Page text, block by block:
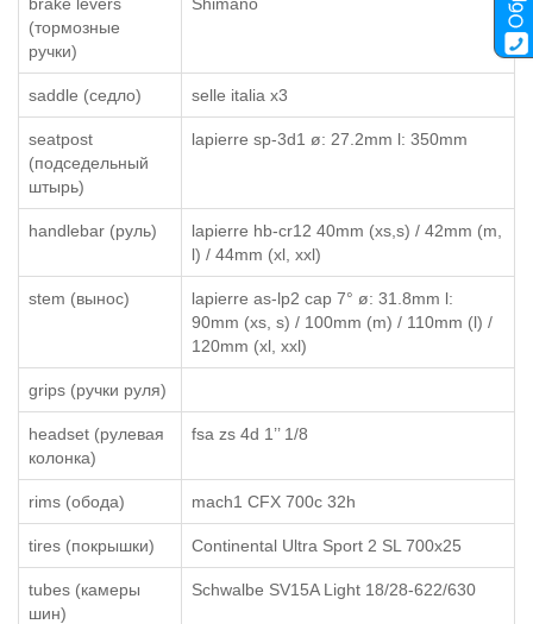
(тормозные
ручки)
saddle (седло) selle italia x3
seatpost
(подседельный
штырь)
lapierre sp-3d1 ø: 27.2mm l: 350mm
handlebar (руль)
lapierre hb-cr12 40mm (xs,s) / 42mm (m,
l) / 44mm (xl, xxl)
stem (вынос)
lapierre as-lp2 cap 7° ø: 31.8mm l:
90mm (xs, s) / 100mm (m) / 110mm (l) /
120mm (xl, xxl)
grips (ручки руля)
headset (рулевая
колонка)
fsa zs 4d 1’’ 1/8
rims (обода) mach1 CFX 700c 32h
tires (покрышки) Continental Ultra Sport 2 SL 700x25
tubes (камеры
шин)
Schwalbe SV15A Light 18/28-622/630